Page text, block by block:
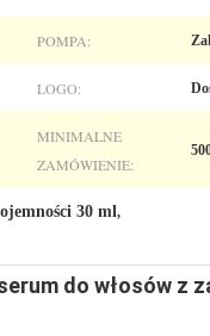
POMPA:
LOGO:
MINIMALNE
ZAMÓWIENIE:
30 ml,
do włosów z